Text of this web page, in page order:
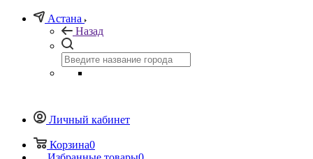
Астана
Назад
Личный кабинет
Корзина0